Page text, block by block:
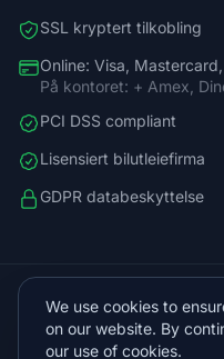
SSL kryptert tilkobling
Online: Visa,
På kontoret: + Amex,
PCI DSS compliant
Lisensiert bilutleiefirma
GDPR databeskyttelse
Planinarski put
We use cookies to
on our website. By
our use of cookies.